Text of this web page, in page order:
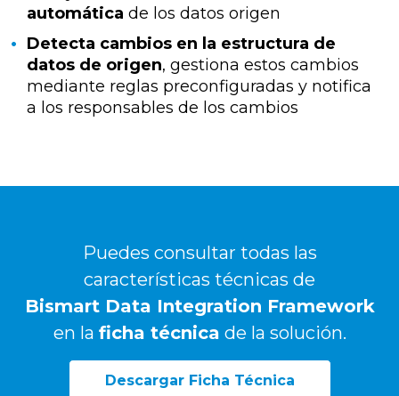
automática de los datos origen
Detecta cambios en la estructura de
datos de origen, gestiona estos cambios
mediante reglas preconfiguradas y notifica
a los responsables de los cambios
Puedes consultar todas las
características técnicas de
Bismart Data Integration Framework
en la ficha técnica de la solución.
Descargar Ficha Técnica